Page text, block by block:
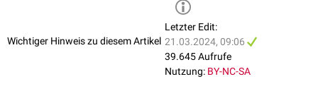
wird die Prophase I im Diplotän unterbrochen und die
Eizellenverbleiben bis kurz vor Beginn derOvulationin einer Ruhephase,
Wichtiger Hinweis zu diesem Artikel
Letzter Edit:
21.03.2024, 09:06
39.645 Aufrufe
Nutzung: BY-NC-SA